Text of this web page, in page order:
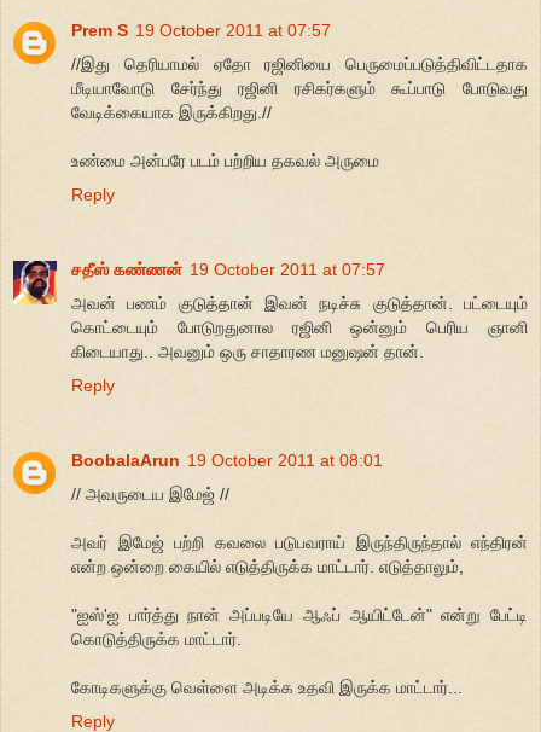
Prem S 19 October 2011 at 07:57
//இது தெரியாமல் ஏதோ ரஜினியை பெருமைப்படுத்திவிட்டதாக
மீடியாவோடு சேர்ந்து ரஜினி ரசிகர்களும் கூப்பாடு போடுவது
வேடிக்கையாக இருக்கிறது.//
உண்மை அன்பரே படம் பற்றிய தகவல் அருமை
Reply
சதீஸ் கண்ணன் 19 October 2011 at 07:57
அவன் பணம் குடுத்தான் இவன் நடிச்சு குடுத்தான். பட்டையும்
கொட்டையும் போடுறதுனால ரஜினி ஒன்னும் பெரிய ஞானி
கிடையாது.. அவனும் ஒரு சாதாரண மனுஷன் தான்.
Reply
BoobalaArun 19 October 2011 at 08:01
// அவருடைய இமேஜ் //
அவர் இமேஜ் பற்றி கவலை படுபவராய் இருந்திருந்தால் எந்திரன்
என்ற ஒன்றை கையில் எடுத்திருக்க மாட்டார். எடுத்தாலும்,
"ஐஸ்'ஐ பார்த்து நான் அப்படியே ஆஃப் ஆயிட்டேன்" என்று பேட்டி
கொடுத்திருக்க மாட்டார்.
கோடிகளுக்கு வெள்ளை அடிக்க உதவி இருக்க மாட்டார்...
Reply